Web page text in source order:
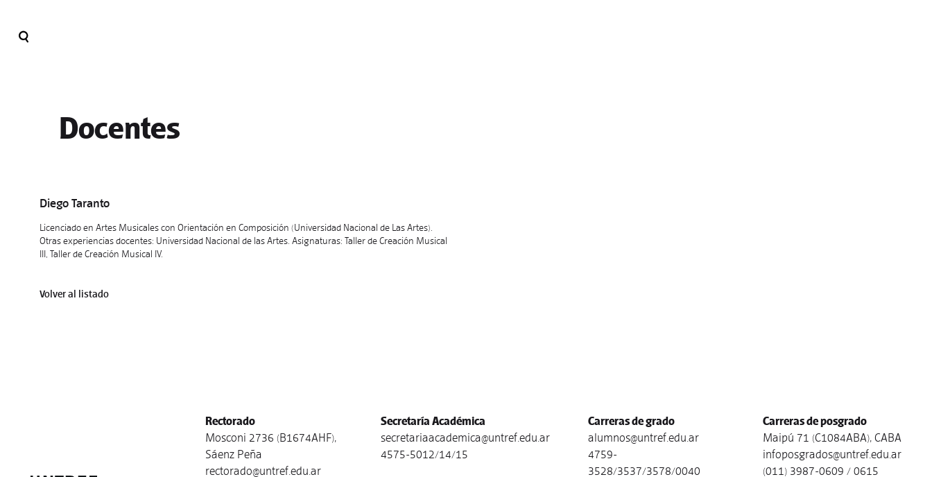
Docentes
Diego Taranto
Licenciado en Artes Musicales con Orientación en Composición (Universidad Nacional de Las Artes).
Otras experiencias docentes: Universidad Nacional de las Artes. Asignaturas: Taller de Creación Musical
III, Taller de Creación Musical IV.
Volver al listado
Rectorado
Mosconi 2736 (B1674AHF),
Sáenz Peña
rectorado@untref.edu.ar
Secretaría Académica
secretariaacademica@untref.edu.ar
4575-5012/14/15
Carreras de grado
alumnos@untref.edu.ar
4759-
3528/3537/3578/0040
Carreras de posgrado
Maipú 71 (C1084ABA), CABA
infoposgrados@untref.edu.ar
(011) 3987-0609 / 0615